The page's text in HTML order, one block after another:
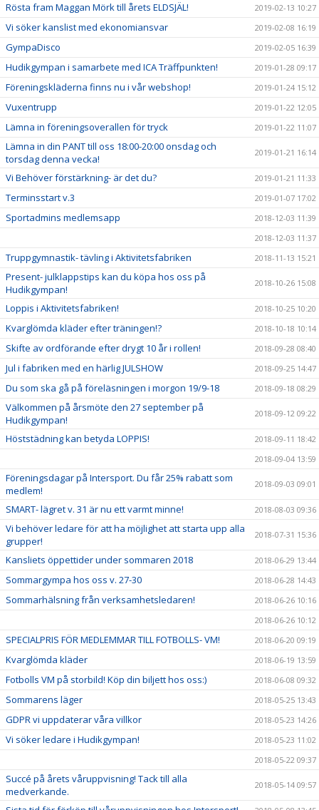
Rösta fram Maggan Mörk till årets ELDSJÄL! 2019-02-13 10:27
Vi söker kanslist med ekonomiansvar 2019-02-08 16:19
GympaDisco 2019-02-05 16:39
Hudikgympan i samarbete med ICA Träffpunkten! 2019-01-28 09:17
Föreningskläderna finns nu i vår webshop! 2019-01-24 15:12
Vuxentrupp 2019-01-22 12:05
Lämna in föreningsoverallen för tryck 2019-01-22 11:07
Lämna in din PANT till oss 18:00-20:00 onsdag och
torsdag denna vecka!
2019-01-21 16:14
Vi Behöver förstärkning- är det du? 2019-01-21 11:33
Terminsstart v.3 2019-01-07 17:02
Sportadmins medlemsapp
2018-12-03 11:39
2018-12-03 11:37
Truppgymnastik- tävling i Aktivitetsfabriken 2018-11-13 15:21
Present- julklappstips kan du köpa hos oss på
Hudikgympan!
2018-10-26 15:08
Loppis i Aktivitetsfabriken! 2018-10-25 10:20
Kvarglömda kläder efter träningen!? 2018-10-18 10:14
Skifte av ordförande efter drygt 10 år i rollen! 2018-09-28 08:40
Jul i fabriken med en härlig JULSHOW 2018-09-25 14:47
Du som ska gå på föreläsningen i morgon 19/9-18 2018-09-18 08:29
Välkommen på årsmöte den 27 september på
Hudikgympan!
2018-09-12 09:22
Höststädning kan betyda LOPPIS!
2018-09-11 18:42
2018-09-04 13:59
Föreningsdagar på Intersport. Du får 25% rabatt som
medlem!
2018-09-03 09:01
SMART- lägret v. 31 är nu ett varmt minne! 2018-08-03 09:36
Vi behöver ledare för att ha möjlighet att starta upp alla
grupper!
2018-07-31 15:36
Kansliets öppettider under sommaren 2018 2018-06-29 13:44
Sommargympa hos oss v. 27-30 2018-06-28 14:43
Sommarhälsning från verksamhetsledaren!
2018-06-26 10:16
2018-06-26 10:12
SPECIALPRIS FÖR MEDLEMMAR TILL FOTBOLLS- VM! 2018-06-20 09:19
Kvarglömda kläder 2018-06-19 13:59
Fotbolls VM på storbild! Köp din biljett hos oss:) 2018-06-08 09:32
Sommarens läger 2018-05-25 13:43
GDPR vi uppdaterar våra villkor 2018-05-23 14:26
Vi söker ledare i Hudikgympan!
2018-05-23 11:02
2018-05-22 09:37
Succé på årets våruppvisning! Tack till alla
medverkande.
2018-05-14 09:57